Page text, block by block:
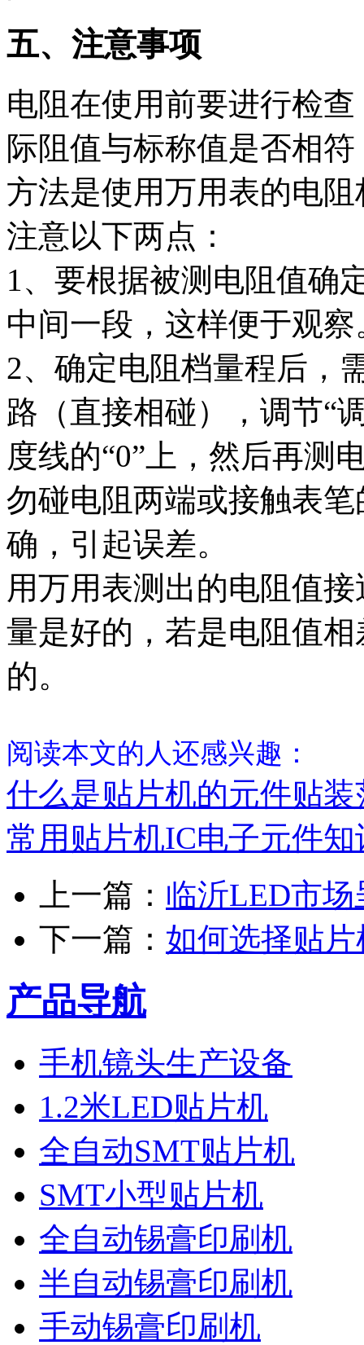
五、注意事项
电阻在使用前要进行检
际阻值与标称值是否相
方法是使用万用表的电
注意以下两点：
1、要根据被测电阻值确
中间一段，这样便于观察
2、确定电阻档量程后，
路（直接相碰），调节“
度线的“0”上，然后再测
勿碰电阻两端或接触表
确，引起误差。
用万用表测出的电阻值
量是好的，若是电阻值
的。
阅读本文的人还感兴趣：
什么是贴片机的元件贴装
常用贴片机IC电子元件知
上一篇： 临沂LED市
下一篇： 如何选择贴
产品导航
手机镜头生产设备
1.2米LED贴片机
全自动SMT贴片机
SMT小型贴片机
全自动锡膏印刷机
半自动锡膏印刷机
手动锡膏印刷机